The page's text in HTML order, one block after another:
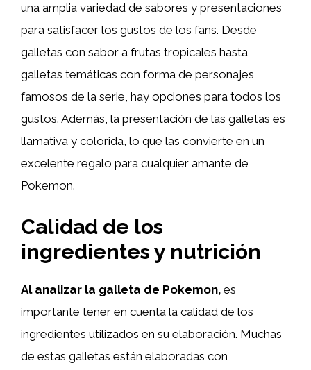
una amplia variedad de sabores y presentaciones
para satisfacer los gustos de los fans. Desde
galletas con sabor a frutas tropicales hasta
galletas temáticas con forma de personajes
famosos de la serie, hay opciones para todos los
gustos. Además, la presentación de las galletas es
llamativa y colorida, lo que las convierte en un
excelente regalo para cualquier amante de
Pokemon.
Calidad de los
ingredientes y nutrición
Al analizar la galleta de Pokemon, es
importante tener en cuenta la calidad de los
ingredientes utilizados en su elaboración. Muchas
de estas galletas están elaboradas con